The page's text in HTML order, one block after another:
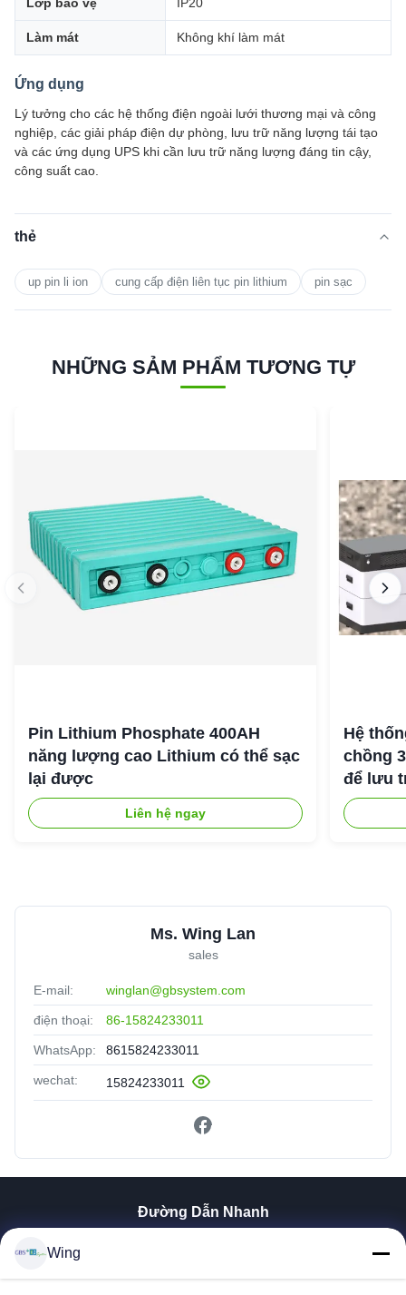
Làm mát Không khí làm mát
Ứng dụng
Lý tưởng cho các hệ thống điện ngoài lưới thương mại và công
nghiệp, các giải pháp điện dự phòng, lưu trữ năng lượng tái tạo
và các ứng dụng UPS khi cần lưu trữ năng lượng đáng tin cậy,
công suất cao.
thẻ
up pin li ion cung cấp điện liên tục pin lithium pin sạc
NHỮNG SẢM PHẨM TƯƠNG TỰ
Pin Lithium Phosphate 400AH
năng lượng cao Lithium có thể sạc
lại được
Liên hệ ngay
Hệ
chồng
để lưu
Ms. Wing Lan
sales
E-mail: winglan@gbsystem.com
điện thoại: 86-15824233011
WhatsApp: 8615824233011
wechat: 15824233011
Đường Dẫn Nhanh
Wing